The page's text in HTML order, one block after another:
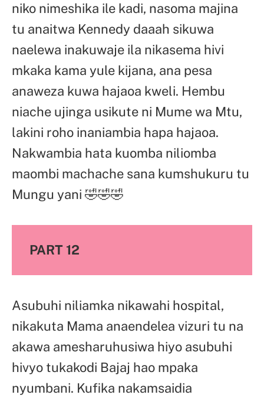
niko nimeshika ile kadi, nasoma majina
tu anaitwa Kennedy daaah sikuwa
naelewa inakuwaje ila nikasema hivi
mkaka kama yule kijana, ana pesa
anaweza kuwa hajaoa kweli. Hembu
niache ujinga usikute ni Mume wa Mtu,
lakini roho inaniambia hapa hajaoa.
Nakwambia hata kuomba niliomba
maombi machache sana kumshukuru tu
Mungu yani 🤣🤣🤣
PART 12
Asubuhi niliamka nikawahi hospital,
nikakuta Mama anaendelea vizuri tu na
akawa amesharuhusiwa hiyo asubuhi
hivyo tukakodi Bajaj hao mpaka
nyumbani. Kufika nakamsaidia